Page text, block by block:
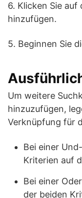
6. Klicken Sie
hinzufügen.
5. Beginnen Sie
Um weitere
hinzuzufügen,
Verknüpfung für
Bei einer
Kriterien auf
Bei einer
der beiden